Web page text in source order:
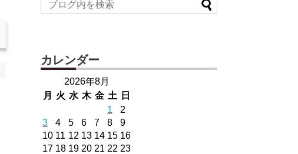
カレンダー
2026年8月
月
火 水 木 金 土 日
1
2
3
4 5 6 7 8
9
10 11 12 13 14 15 16
17 18 19 20 21 22 23